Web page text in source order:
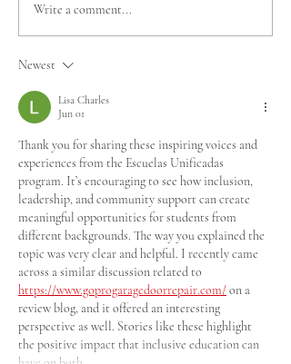
Mineduc, Mindep, IND y
Olimpiadas Especiales
Santiago 2027
Write a comment...
Newest
Lisa Charles
Jun 01
Thank you for sharing these inspiring voices and
experiences from the Escuelas Unificadas
program. It’s encouraging to see how inclusion,
leadership, and community support can create
meaningful opportunities for students from
different backgrounds. The way you explained the
topic was very clear and helpful. I recently came
across a similar discussion related to
https://www.goprogaragedoorrepair.com/ on a
review blog, and it offered an interesting
perspective as well. Stories like these highlight
the positive impact that inclusive education can